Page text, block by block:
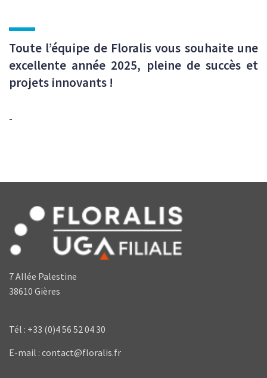
Toute l’équipe de Floralis vous souhaite une
excellente année 2025, pleine de succès et
projets innovants !
-
7 Allée Palestine
38610 Gières
Tél : +33 (0)4 56 52 04 30
E-mail : contact@floralis.fr